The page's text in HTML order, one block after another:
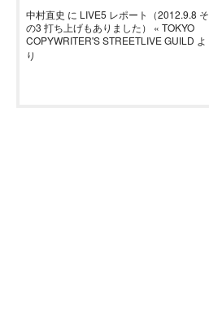
中村直史 に LIVE5 レポート（2012.9.8 そ
の3 打ち上げもありました） « TOKYO
COPYWRITER'S STREETLIVE GUILD よ
り